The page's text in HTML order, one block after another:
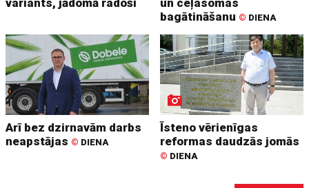
variants, jādomā radoši
un ceļasomas
bagātināšanu © DIENA
Arī bez dzirnavām darbs
neapstājas © DIENA
Īsteno vērienīgas
reformas daudzās jomās
© DIENA